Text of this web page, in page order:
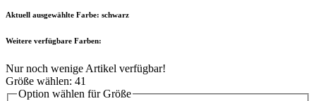
Aktuell ausgewählte Farbe: schwarz
Weitere verfügbare Farben:
Nur noch wenige Artikel verfügbar!
Größe wählen: 41
Option wählen für Größe